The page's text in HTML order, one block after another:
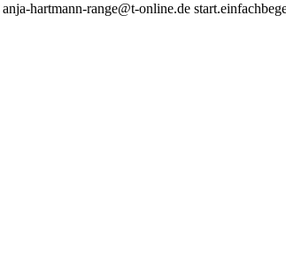
anja-hartmann-range@t-online.de